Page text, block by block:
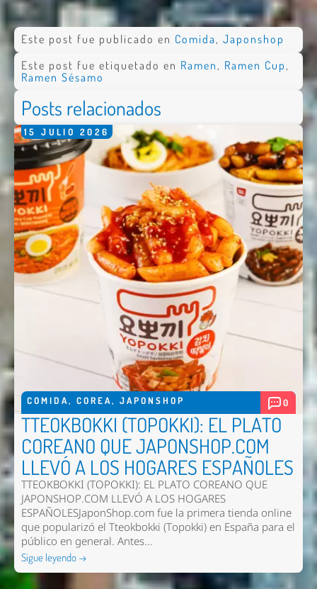
Este post fue publicado en Comida, Japonshop
Este post fue etiquetado en Ramen , Ramen Cup ,
Ramen Sésamo
Posts relacionados
15 JULIO 2026
COMIDA, COREA, JAPONSHOP 0
TTEOKBOKKI (TOPOKKI): EL PLATO
COREANO QUE JAPONSHOP.COM
LLEVÓ A LOS HOGARES ESPAÑOLES
TTEOKBOKKI (TOPOKKI): EL PLATO COREANO QUE
JAPONSHOP.COM LLEVÓ A LOS HOGARES
ESPAÑOLESJaponShop.com fue la primera tienda online
que popularizó el Tteokbokki (Topokki) en España para el
público en general. Antes...
Sigue leyendo →